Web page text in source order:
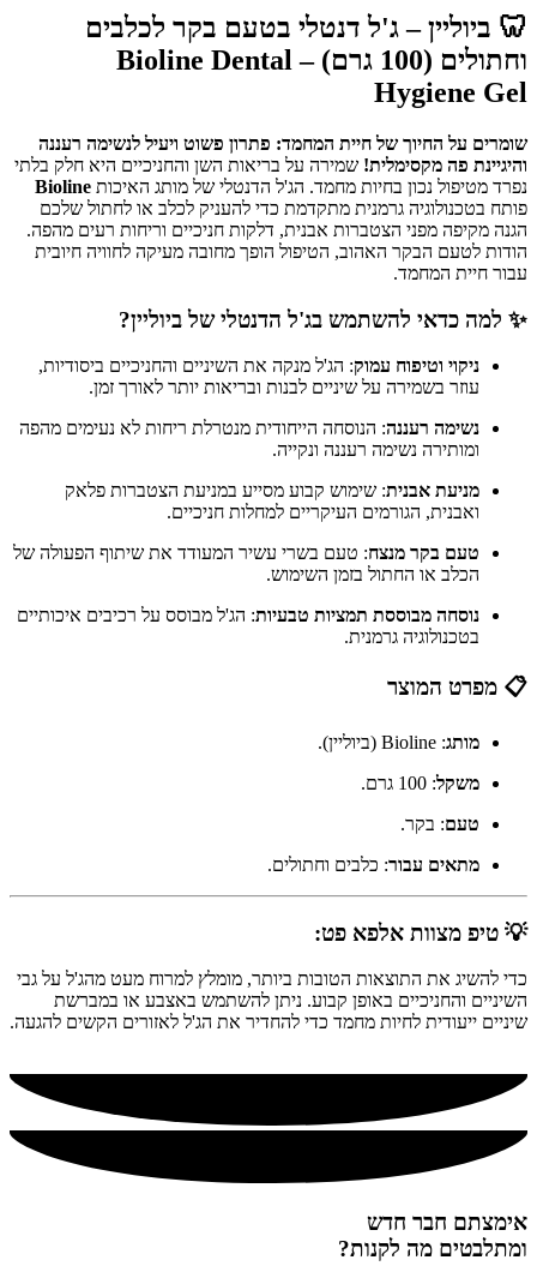
🦷 ביוליין – ג'ל דנטלי בטעם בקר לכלבים
וחתולים (100 גרם) – Bioline Dental
Hygiene Gel
שומרים על החיוך של חיית המחמד: פתרון פשוט ויעיל לנשימה רעננה
והיגיינת פה מקסימלית! שמירה על בריאות השן והחניכיים היא חלק בלתי
נפרד מטיפול נכון בחיות מחמד. הג'ל הדנטלי של מותג האיכות Bioline
פותח בטכנולוגיה גרמנית מתקדמת כדי להעניק לכלב או לחתול שלכם
הגנה מקיפה מפני הצטברות אבנית, דלקות חניכיים וריחות רעים מהפה.
הודות לטעם הבקר האהוב, הטיפול הופך מחובה מעיקה לחוויה חיובית
עבור חיית המחמד.
✨ למה כדאי להשתמש בג'ל הדנטלי של ביוליין?
ניקוי וטיפוח עמוק: הג'ל מנקה את השיניים והחניכיים ביסודיות,
עוזר בשמירה על שיניים לבנות ובריאות יותר לאורך זמן.
נשימה רעננה: הנוסחה הייחודית מנטרלת ריחות לא נעימים מהפה
ומותירה נשימה רעננה ונקייה.
מניעת אבנית: שימוש קבוע מסייע במניעת הצטברות פלאק
ואבנית, הגורמים העיקריים למחלות חניכיים.
טעם בקר מנצח: טעם בשרי עשיר המעודד את שיתוף הפעולה של
הכלב או החתול בזמן השימוש.
נוסחה מבוססת תמציות טבעיות: הג'ל מבוסס על רכיבים איכותיים
בטכנולוגיה גרמנית.
📋 מפרט המוצר
מותג: Bioline (ביוליין).
משקל: 100 גרם.
טעם: בקר.
מתאים עבור: כלבים וחתולים.
💡 טיפ מצוות אלפא פט:
כדי להשיג את התוצאות הטובות ביותר, מומלץ למרוח מעט מהג'ל על גבי
השיניים והחניכיים באופן קבוע. ניתן להשתמש באצבע או במברשת
שיניים ייעודית לחיות מחמד כדי להחדיר את הג'ל לאזורים הקשים להגעה.
אימצתם חבר חדש
ומתלבטים מה לקנות?